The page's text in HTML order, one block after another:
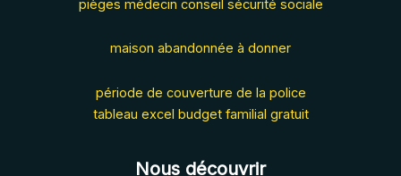
pièges médecin conseil sécurité sociale
maison abandonnée à donner
période de couverture de la police
tableau excel budget familial gratuit
Nous découvrir